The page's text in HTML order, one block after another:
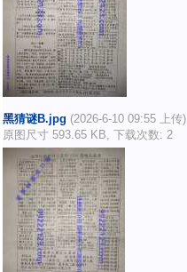
黑猜谜B.jpg (2026-6-10 09:55 上传)
原图尺寸 593.65 KB, 下载次数: 2